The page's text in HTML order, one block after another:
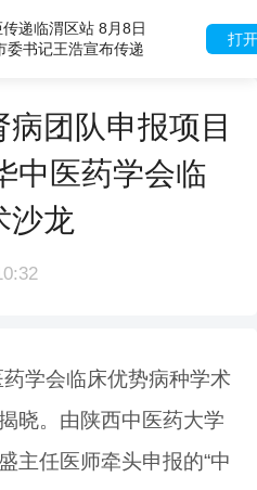
渭区站 8月8日
王浩宣布传递
团队申报项目
中医药学会临
沙龙
学会临床优势病种学术
晓。由陕西中医药大学
主任医师牵头申报的“中